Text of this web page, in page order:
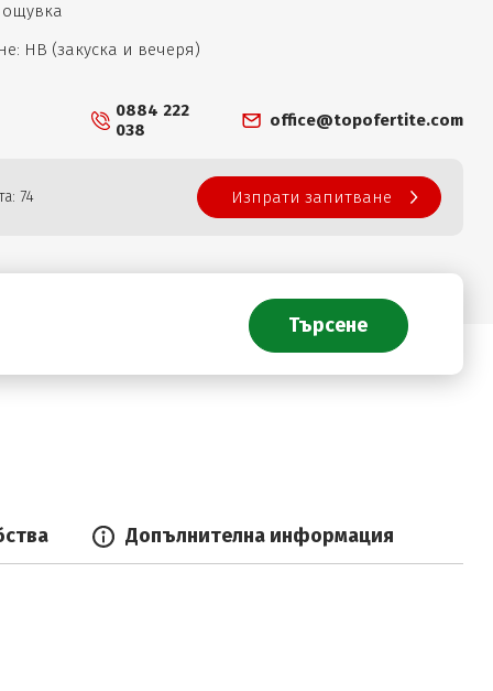
НВ (закуска и вечеря)
0884 222
038
office@topofertite.com
74 Изпрати запитване
Допълнителна информация